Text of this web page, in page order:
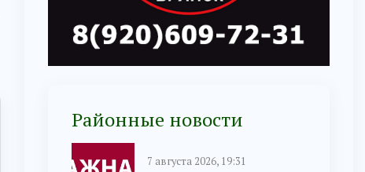
Районные новости
7 августа 2026, 19:31